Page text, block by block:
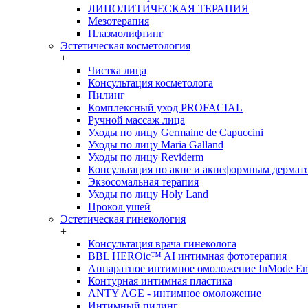
ЛИПОЛИТИЧЕСКАЯ ТЕРАПИЯ
Мезотерапия
Плазмолифтинг
Эстетическая косметология
+
Чистка лица
Консультация косметолога
Пилинг
Комплексный уход PROFACIAL
Ручной массаж лица
Уходы по лицу Germaine de Capuccini
Уходы по лицу Maria Galland
Уходы по лицу Reviderm
Консультация по акне и акнеформным
Экзосомальная терапия
Уходы по лицу Holy Land
Прокол ушей
Эстетическая гинекология
+
Консультация врача гинеколога
BBL HEROic™ AI интимная фототерапия
Аппаратное интимное омоложение InMode
Контурная интимная пластика
ANTY AGE - интимное омоложение
Интимный пилинг